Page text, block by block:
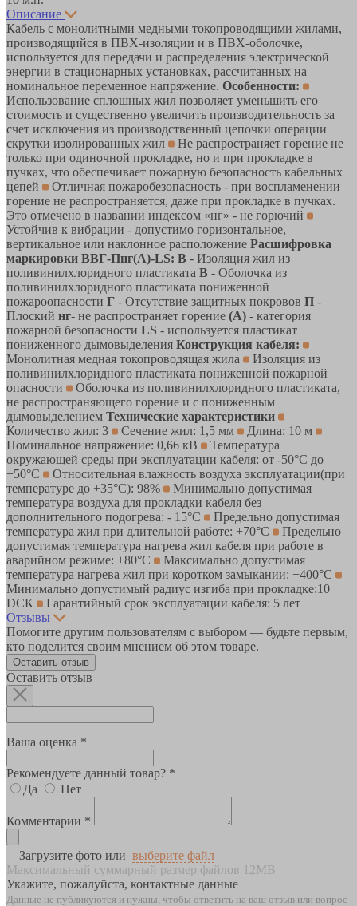
Описание
Кабель с монолитными медными токопроводящими жилами,
производящийся в ПВХ-изоляции и в ПВХ-оболочке,
используется для передачи и распределения электрической
энергии в стационарных установках, рассчитанных на
номинальное переменное напряжение. Особенности:
Использование сплошных жил позволяет уменьшить его
стоимость и существенно увеличить производительность за
счет исключения из производственный цепочки операции
скрутки изолированных жил
Не распространяет горение не
только при одиночной прокладке, но и при прокладке в
пучках, что обеспечивает пожарную безопасность кабельных
цепей
Отличная пожаробезопасность - при воспламенении
горение не распространяется, даже при прокладке в пучках.
Это отмечено в названии индексом «нг» - не горючий
Устойчив к вибрации - допустимо горизонтальное,
вертикальное или наклонное расположение Расшифровка
маркировки ВВГ-Пнг(A)-LS: В - Изоляция жил из
поливинилхлоридного пластиката В - Оболочка из
поливинилхлоридного пластиката пониженной
пожароопасности Г - Отсутствие защитных покровов П -
Плоский нг- не распространяет горение (А) - категория
пожарной безопасности LS - используется пластикат
пониженного дымовыделения Конструкция кабеля:
Монолитная медная токопроводящая жила
Изоляция из
поливинилхлоридного пластиката пониженной пожарной
опасности
Оболочка из поливинилхлоридного пластиката,
не распространяющего горение и с пониженным
дымовыделением Технические характеристики
Количество жил: 3
Сечение жил: 1,5 мм
Длина: 10 м
Номинальное напряжение: 0,66 кВ
Температура
окружающей среды при эксплуатации кабеля: от -50°С до
+50°С
Относительная влажность воздуха эксплуатации(при
температуре до +35°С): 98%
Минимально допустимая
температура воздуха для прокладки кабеля без
дополнительного подогрева: - 15°С
Предельно допустимая
температура жил при длительной работе: +70°С
Предельно
допустимая температура нагрева жил кабеля при работе в
аварийном режиме: +80°С
Максимально допустимая
температура нагрева жил при коротком замыкании: +400°С
Минимально допустимый радиус изгиба при прокладке:10
DСК
Гарантийный срок эксплуатации кабеля: 5 лет
Отзывы
Помогите другим пользователям с выбором — будьте первым,
кто поделится своим мнением об этом товаре.
Оставить отзыв
Оставить отзыв
Ваша оценка *
Рекомендуете данный товар? *
Да
Нет
Комментарии *
Загрузите фото или выберите файл
Максимальный суммарный размер файлов 12MB
Укажите, пожалуйста, контактные данные
Данные не публикуются и нужны, чтобы ответить на ваш отзыв или вопрос